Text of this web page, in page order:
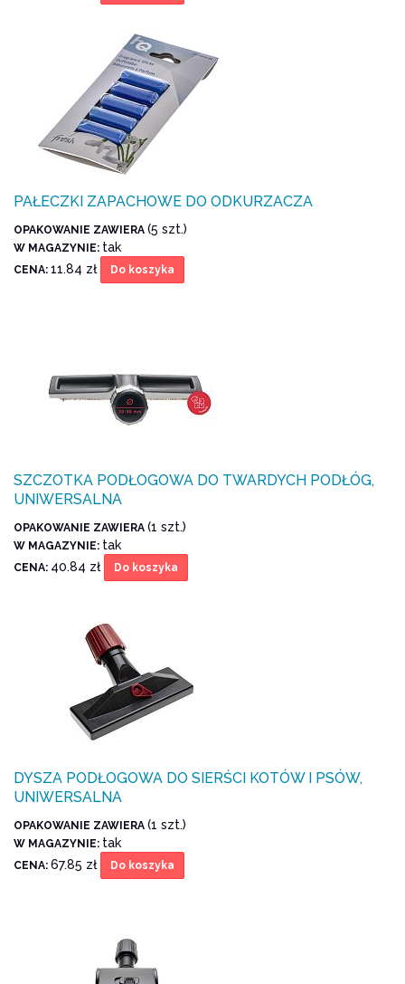
PAŁECZKI ZAPACHOWE DO ODKURZACZA
OPAKOWANIE ZAWIERA (5 szt.)
W MAGAZYNIE: tak
CENA: 11.84 zł Do koszyka
SZCZOTKA PODŁOGOWA DO TWARDYCH PODŁÓG,
UNIWERSALNA
OPAKOWANIE ZAWIERA (1 szt.)
W MAGAZYNIE: tak
CENA: 40.84 zł Do koszyka
DYSZA PODŁOGOWA DO SIERŚCI KOTÓW I PSÓW,
UNIWERSALNA
OPAKOWANIE ZAWIERA (1 szt.)
W MAGAZYNIE: tak
CENA: 67.85 zł Do koszyka